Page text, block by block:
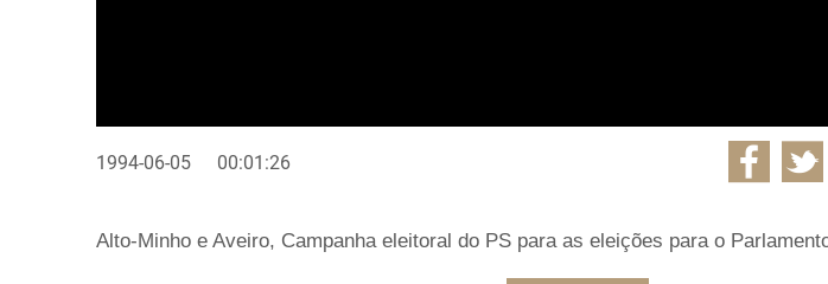
1994-06-05 00:01:26
Alto-Minho e Aveiro, Campanha eleitoral do PS para as eleições para o